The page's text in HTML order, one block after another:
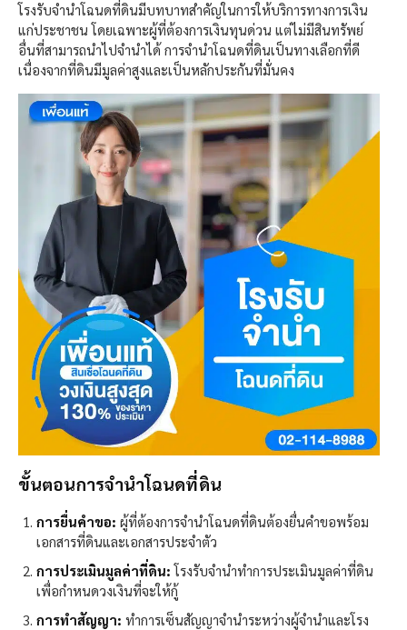
โรงรับจำนำโฉนดที่ดินมีบทบาทสำคัญในการให้บริการทางการเงิน
แก่ประชาชนโดยเฉพาะผู้ที่ต้องการเงินทุนด่วน แต่ไม่มีสินทรัพย์
อื่นที่สามารถนำไปจำนำได้ การจำนำโฉนดที่ดินเป็นทางเลือกที่ดี
เนื่องจากที่ดินมีมูลค่าสูงและเป็นหลักประกันที่มั่นคง
ขั้นตอนการจำนำโฉนดที่ดิน
การยื่นคำขอ: ผู้ที่ต้องการจำนำโฉนดที่ดินต้องยื่นคำขอพร้อม
เอกสารที่ดินและเอกสารประจำตัว
การประเมินมูลค่าที่ดิน: โรงรับจำนำทำการประเมินมูลค่าที่ดิน
เพื่อกำหนดวงเงินที่จะให้กู้
การทำสัญญา: ทำการเซ็นสัญญาจำนำระหว่างผู้จำนำและโรง